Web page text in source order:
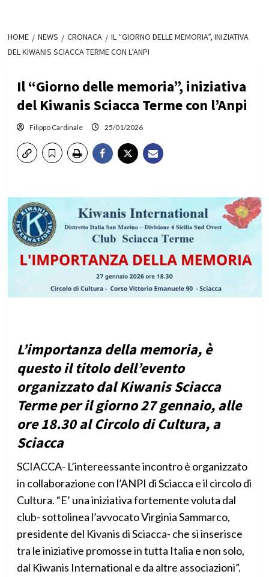
HOME NEWS CRONACA
IL “GIORNO DELLE MEMORIA”, INIZIATIVA
DEL KIWANIS SCIACCA TERME CON L’ANPI
Il “Giorno delle memoria”, iniziativa
del Kiwanis Sciacca Terme con l’Anpi
Filippo Cardinale 25/01/2026
L’importanza della memoria, è
questo il titolo dell’evento
organizzato dal Kiwanis Sciacca
Terme per il giorno 27 gennaio, alle
ore 18.30 al Circolo di Cultura, a
Sciacca
SCIACCA- L’intereessante incontro è organizzato
in collaborazione con l’ANPI di Sciacca e il circolo di
Cultura. “E’ una iniziativa fortemente voluta dal
club- sottolinea l’avvocato Virginia Sammarco,
presidente del Kivanis di Sciacca- che si inserisce
tra le iniziative promosse in tutta Italia e non solo,
dal Kiwanis International e da altre associazioni”.